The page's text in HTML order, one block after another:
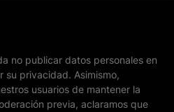
no publicar datos personales en
su privacidad. Asimismo,
usuarios de mantener la
previa, aclaramos que